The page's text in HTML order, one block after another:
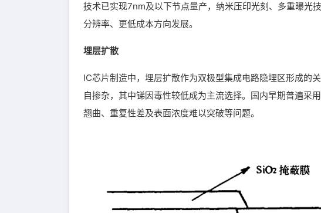
技术已实现7nm及以下节点量产，纳米压印光刻、多重曝光
分辨率、更低成本方向发展。
埋层扩散
IC芯片制造中，埋层扩散作为双极型集成电路隐埋区形成的
自掺杂，其中锑因毒性较低成为主流选择。国内早期普遍采
翘曲、重复性差及表面浓度难以突破等问题。